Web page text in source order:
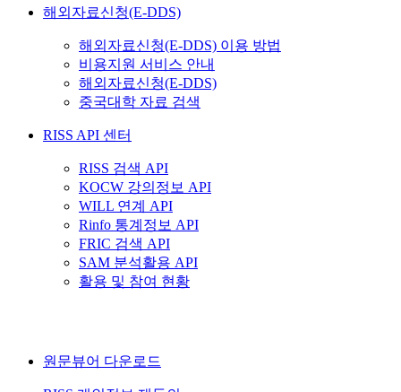
해외자료신청(E-DDS)
해외자료신청(E-DDS) 이용 방법
비용지원 서비스 안내
해외자료신청(E-DDS)
중국대학 자료 검색
RISS API 센터
RISS 검색 API
KOCW 강의정보 API
WILL 연계 API
Rinfo 통계정보 API
FRIC 검색 API
SAM 분석활용 API
활용 및 참여 현황
원문뷰어 다운로드